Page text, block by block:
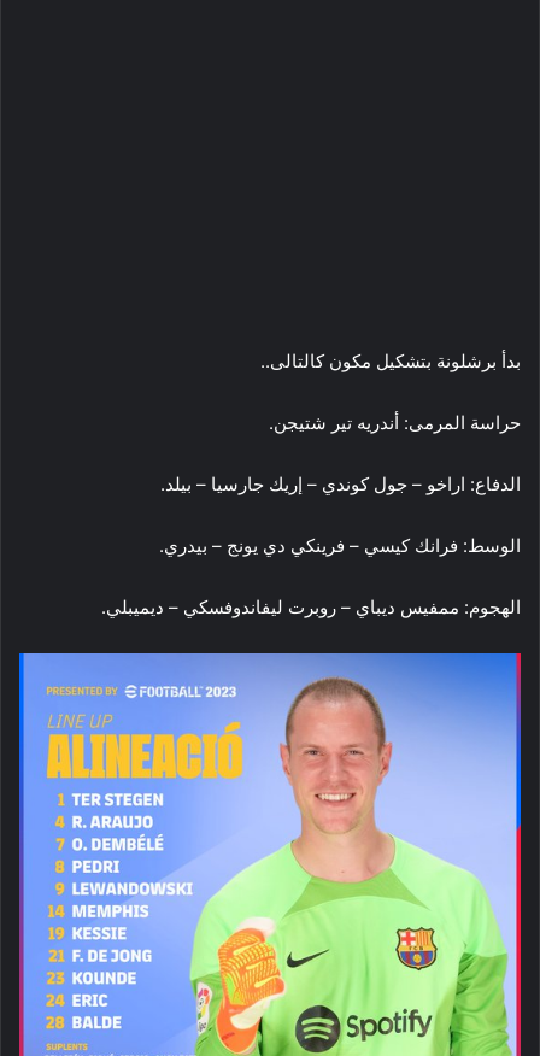
بدأ برشلونة بتشكيل مكون كالتالى..
حراسة المرمى: أندريه تير شتيجن.
الدفاع: اراخو – جول كوندي – إريك جارسيا – بيلد.
الوسط: فرانك كيسي – فرينكي دي يونج – بيدري.
الهجوم: ممفيس ديباي – روبرت ليفاندوفسكي – ديميبلي.